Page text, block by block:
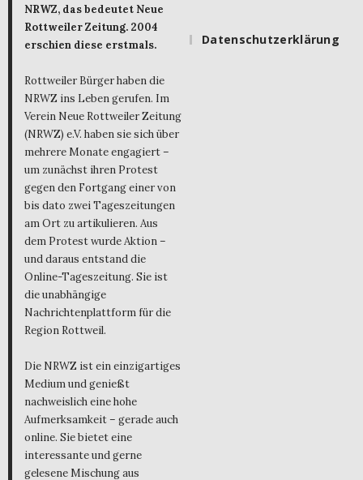
NRWZ, das bedeutet Neue
Rottweiler Zeitung. 2004
erschien diese erstmals.
Rottweiler Bürger haben die
NRWZ ins Leben gerufen. Im
Verein Neue Rottweiler Zeitung
(NRWZ) e.V. haben sie sich über
mehrere Monate engagiert –
um zunächst ihren Protest
gegen den Fortgang einer von
bis dato zwei Tageszeitungen
am Ort zu artikulieren. Aus
dem Protest wurde Aktion –
und daraus entstand die
Online-Tageszeitung. Sie ist
die unabhängige
Nachrichtenplattform für die
Region Rottweil.
Die NRWZ ist ein einzigartiges
Medium und genießt
nachweislich eine hohe
Aufmerksamkeit – gerade auch
online. Sie bietet eine
interessante und gerne
gelesene Mischung aus
Datenschutzerklärung